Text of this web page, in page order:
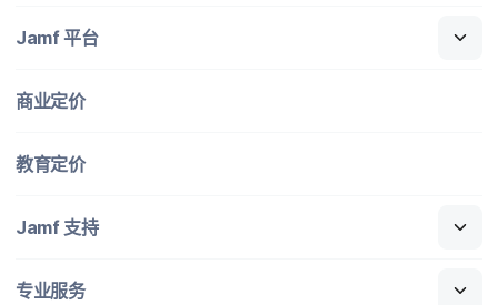
Jamf平台
商业定​价
教育定​价
Jamf 支持
专业​服务